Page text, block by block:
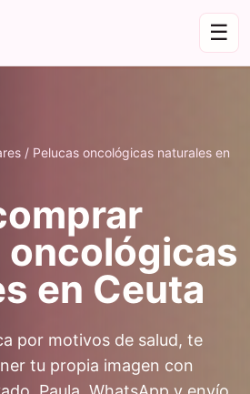
☰
/ Pelucas oncológicas naturales en
oncológicas
en Ceuta
por motivos de salud, te
tu propia imagen con